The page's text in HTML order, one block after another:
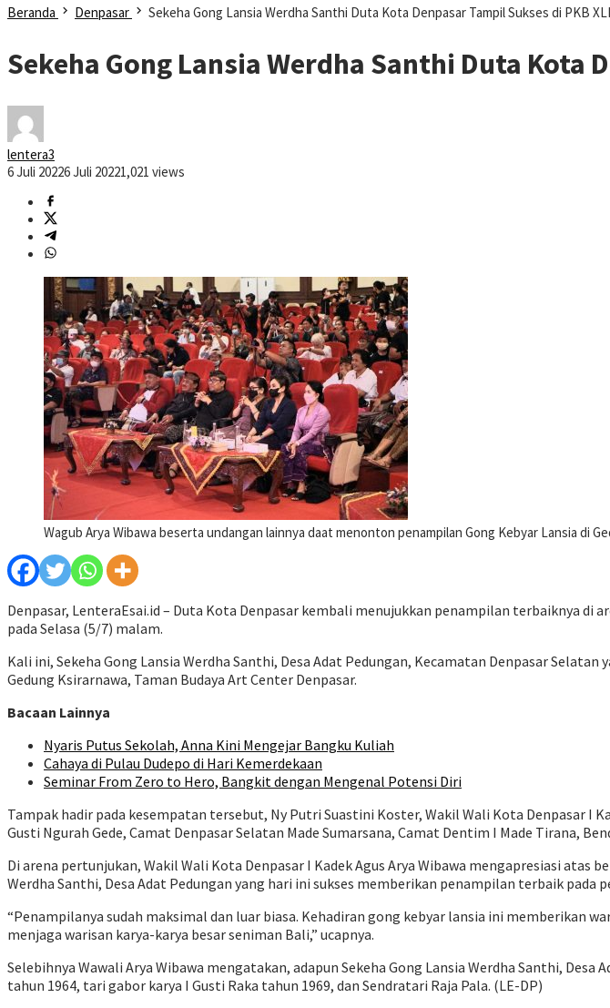
Beranda Denpasar Sekeha Gong Lansia Werdha Santhi Duta Kota Denpasar Tampil Sukses di PKB
Sekeha Gong Lansia Werdha Santhi Duta Kota
lentera3
6 Juli 20226 Juli 20221,021 views
Wagub Arya Wibawa beserta undangan lainnya daat menonton penampilan Gong Kebyar Lansia di
Denpasar, LenteraEsai.id – Duta Kota Denpasar kembali menujukkan penampilan terbaiknya di
pada Selasa (5/7) malam.
Kali ini, Sekeha Gong Lansia Werdha Santhi, Desa Adat Pedungan, Kecamatan Denpasar
Gedung Ksirarnawa, Taman Budaya Art Center Denpasar.
Bacaan Lainnya
Nyaris Putus Sekolah, Anna Kini Mengejar Bangku Kuliah
Cahaya di Pulau Dudepo di Hari Kemerdekaan
Seminar From Zero to Hero, Bangkit dengan Mengenal Potensi Diri
Tampak hadir pada kesempatan tersebut, Ny Putri Suastini Koster, Wakil Wali Kota Denpasar I
Gusti Ngurah Gede, Camat Denpasar Selatan Made Sumarsana, Camat Dentim I Made Tirana,
Di arena pertunjukan, Wakil Wali Kota Denpasar I Kadek Agus Arya Wibawa mengapresiasi atas
Werdha Santhi, Desa Adat Pedungan yang hari ini sukses memberikan penampilan terbaik pada
“Penampilanya sudah maksimal dan luar biasa. Kehadiran gong kebyar lansia ini memberikan
menjaga warisan karya-karya besar seniman Bali,” ucapnya.
Selebihnya Wawali Arya Wibawa mengatakan, adapun Sekeha Gong Lansia Werdha Santhi,
tahun 1964, tari gabor karya I Gusti Raka tahun 1969, dan Sendratari Raja Pala. (LE-DP)